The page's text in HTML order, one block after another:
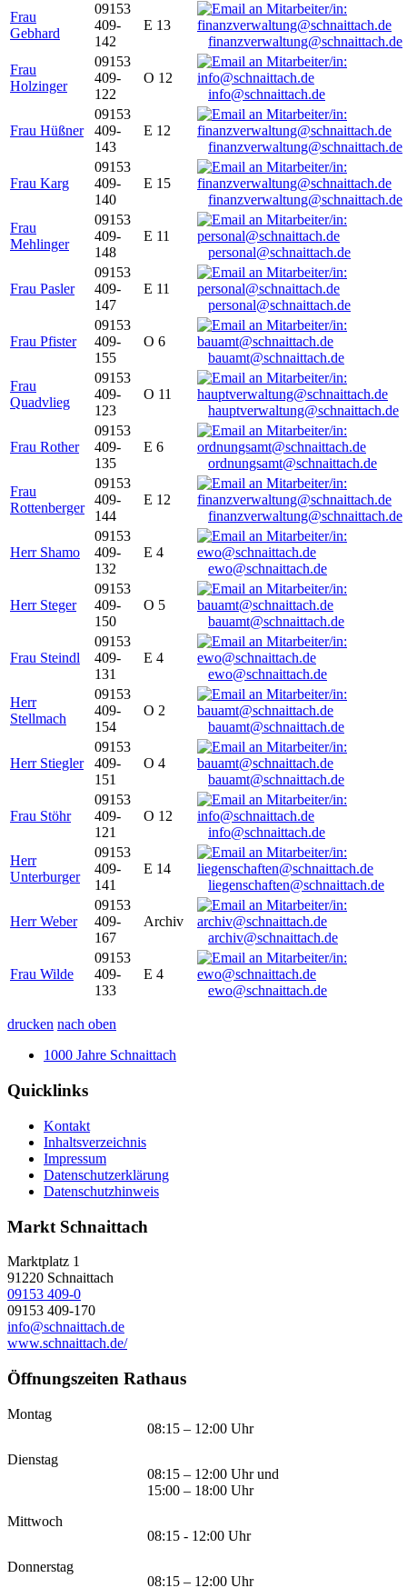
Frau
Gebhard
09153
409-
142
E 13
finanzverwaltung@schnaittach.de
Frau
Holzinger
09153
409-
122
O 12
info@schnaittach.de
Frau Hüßner
09153
409-
143
E 12
finanzverwaltung@schnaittach.de
Frau Karg
09153
409-
140
E 15
finanzverwaltung@schnaittach.de
Frau
Mehlinger
09153
409-
148
E 11
personal@schnaittach.de
Frau Pasler
09153
409-
147
E 11
personal@schnaittach.de
Frau Pfister
09153
409-
155
O 6
bauamt@schnaittach.de
Frau
Quadvlieg
09153
409-
123
O 11
hauptverwaltung@schnaittach.de
Frau Rother
09153
409-
135
E 6
ordnungsamt@schnaittach.de
Frau
Rottenberger
09153
409-
144
E 12
finanzverwaltung@schnaittach.de
Herr Shamo
09153
409-
132
E 4
ewo@schnaittach.de
Herr Steger
09153
409-
150
O 5
bauamt@schnaittach.de
Frau Steindl
09153
409-
131
E 4
ewo@schnaittach.de
Herr
Stellmach
09153
409-
154
O 2
bauamt@schnaittach.de
Herr Stiegler
09153
409-
151
O 4
bauamt@schnaittach.de
Frau Stöhr
09153
409-
121
O 12
info@schnaittach.de
Herr
Unterburger
09153
409-
141
E 14
liegenschaften@schnaittach.de
Herr Weber
09153
409-
167
Archiv
archiv@schnaittach.de
Frau Wilde
09153
409-
133
E 4
ewo@schnaittach.de
drucken nach oben
1000 Jahre Schnaittach
Quicklinks
Kontakt
Inhaltsverzeichnis
Impressum
Datenschutzerklärung
Datenschutzhinweis
Markt Schnaittach
Marktplatz 1
91220 Schnaittach
09153 409-0
09153 409-170
info@schnaittach.de
www.schnaittach.de/
Öffnungszeiten Rathaus
Montag
08:15 – 12:00 Uhr
Dienstag
08:15 – 12:00 Uhr und
15:00 – 18:00 Uhr
Mittwoch
08:15 - 12:00 Uhr
Donnerstag
08:15 – 12:00 Uhr